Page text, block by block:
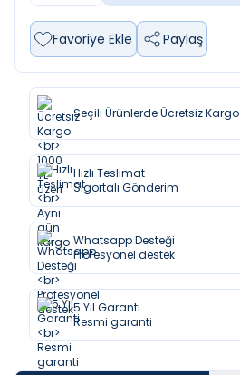
Favoriye Ekle Paylaş
Seçili Ürünlerde Ücretsiz Kargo
Hızlı Teslimat
Sigortalı Gönderim
Whatsapp Desteği
Profesyonel destek
5 Yıl Garanti
Resmi garanti